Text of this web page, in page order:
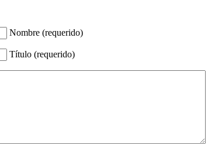
Nombre (requerido)
Título (requerido)